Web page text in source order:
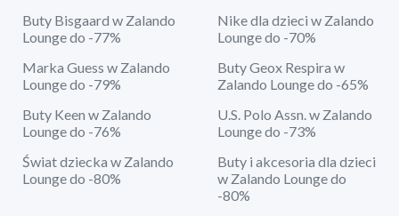
Buty Bisgaard w Zalando
Lounge do -77%
Nike dla dzieci w Zalando
Lounge do -70%
Marka Guess w Zalando
Lounge do -79%
Buty Geox Respira w
Zalando Lounge do -65%
Buty Keen w Zalando
Lounge do -76%
U.S. Polo Assn. w Zalando
Lounge do -73%
Świat dziecka w Zalando
Lounge do -80%
Buty i akcesoria dla dzieci
w Zalando Lounge do
-80%